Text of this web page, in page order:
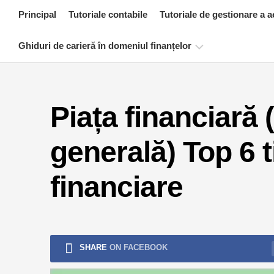
Principal Tutoriale contabile Tutoriale de gestionare a
Ghiduri de carieră în domeniul finanțelor
certificare
financiară
Tutoriale
modelare
financiară
Tutoriale
gestionare
Piața financiară
generală) Top 6
financiare
SHARE ON FACEBOOK